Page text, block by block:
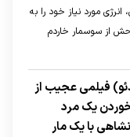
مورد نیاز خود را به
از سوسمار خاردم
فیلمی عجیب از
یک مرد
با یک مار